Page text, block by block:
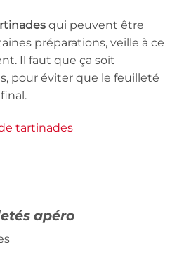
qui peuvent être
préparations, veille à ce
Il faut que ça soit
pour éviter que le feuilleté
tartinades
apéro